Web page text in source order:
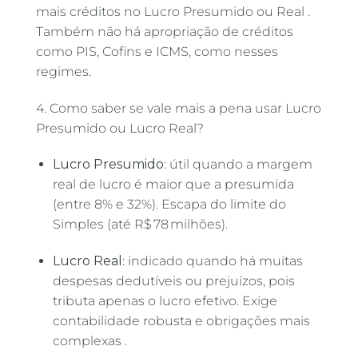
mais créditos no Lucro Presumido ou Real .
Também não há apropriação de créditos
como PIS, Cofins e ICMS, como nesses
regimes.
4. Como saber se vale mais a pena usar Lucro
Presumido ou Lucro Real?
Lucro Presumido: útil quando a margem
real de lucro é maior que a presumida
(entre 8% e 32%). Escapa do limite do
Simples (até R$ 78 milhões).
Lucro Real : indicado quando há muitas
despesas dedutíveis ou prejuízos, pois
tributa apenas o lucro efetivo. Exige
contabilidade robusta e obrigações mais
complexas .